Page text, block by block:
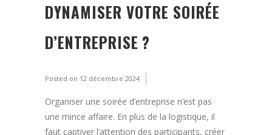
DYNAMISER VOTRE SOIRÉE
D’ENTREPRISE ?
Posted on 12 décembre 2024
Organiser une soirée d’entreprise n’est pas
une mince affaire. En plus de la logistique, il
faut captiver l’attention des participants, créer